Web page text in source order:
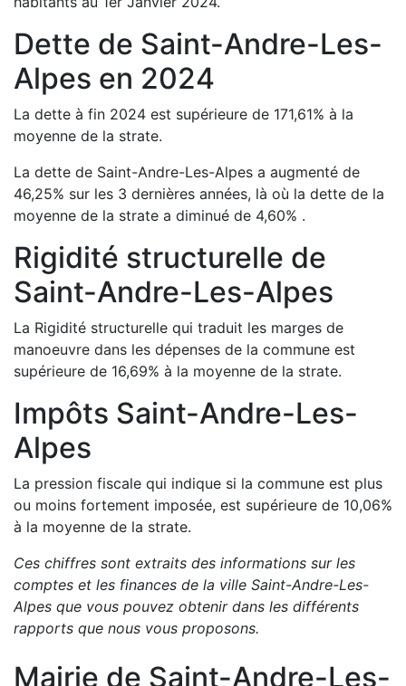
Dette de Saint-Andre-Les-
Alpes en 2024
La dette à fin 2024 est supérieure de 171,61% à la
moyenne de la strate.
La dette de Saint-Andre-Les-Alpes a augmenté de
46,25% sur les 3 dernières années, là où la dette de la
moyenne de la strate a diminué de 4,60% .
Rigidité structurelle de
Saint-Andre-Les-Alpes
La Rigidité structurelle qui traduit les marges de
manoeuvre dans les dépenses de la commune est
supérieure de 16,69% à la moyenne de la strate.
Impôts Saint-Andre-Les-
Alpes
La pression fiscale qui indique si la commune est plus
ou moins fortement imposée, est supérieure de 10,06%
à la moyenne de la strate.
Ces chiffres sont extraits des informations sur les
comptes et les finances de la ville Saint-Andre-Les-
Alpes que vous pouvez obtenir dans les différents
rapports que nous vous proposons.
Mairie de Saint-Andre-Les-